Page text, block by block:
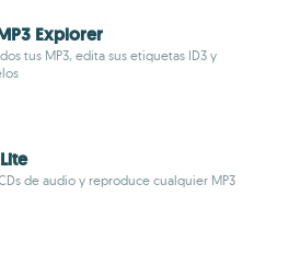
Explorer
tus MP3, edita sus etiquetas ID3 y
de audio y reproduce cualquier MP3